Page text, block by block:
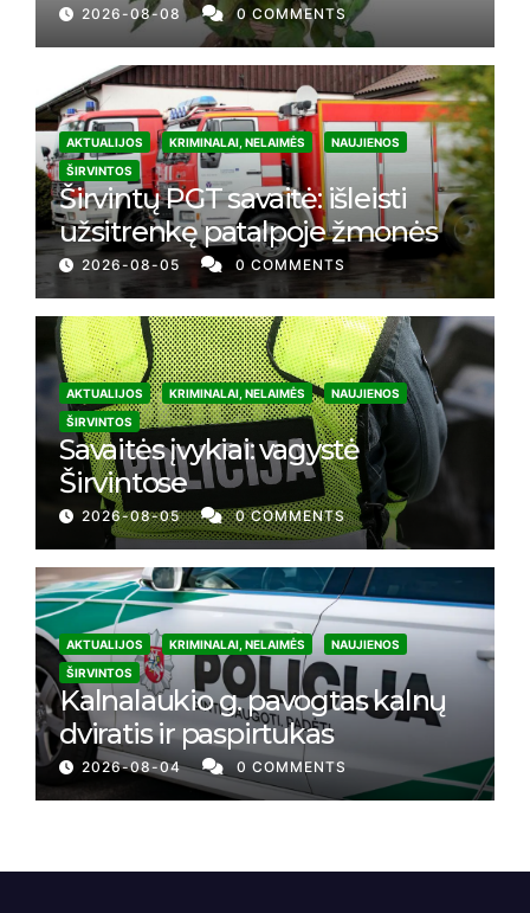
2026-08-08 0 COMMENTS
AKTUALIJOS KRIMINALAI, NELAIMĖS
NAUJIENOS
ŠIRVINTOS
Širvintų PGT savaitė: išleisti
užsitrenkę patalpoje žmonės
2026-08-05 0 COMMENTS
AKTUALIJOS KRIMINALAI, NELAIMĖS
NAUJIENOS
ŠIRVINTOS
Savaitės įvykiai: vagystė
Širvintose
2026-08-05 0 COMMENTS
AKTUALIJOS KRIMINALAI, NELAIMĖS
NAUJIENOS
ŠIRVINTOS
Kalnalaukio g. pavogtas kalnų
dviratis ir paspirtukas
2026-08-04 0 COMMENTS